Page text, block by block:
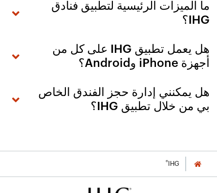
ما الميزات الرئيسية لتطبيق فنادق
IHG؟
هل يعمل تطبيق IHG على كل من
أجهزة iPhone وAndroid؟
هل يمكنني إدارة حجز الفندق الخاص
بي من خلال تطبيق IHG؟
IHG
®